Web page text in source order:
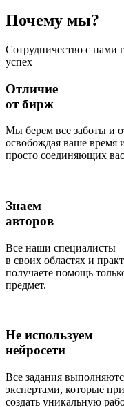
Почему мы?
Сотрудничество с нами
успех
Отличие
от бирж
Мы берем все заботы и
освобождая ваше
просто соединяющих
Знаем
авторов
Все наши специалисты
в своих областях и
получаете помощь
предмет.
Не используем
нейросети
Все задания
экспертами, которые
создать уникальную